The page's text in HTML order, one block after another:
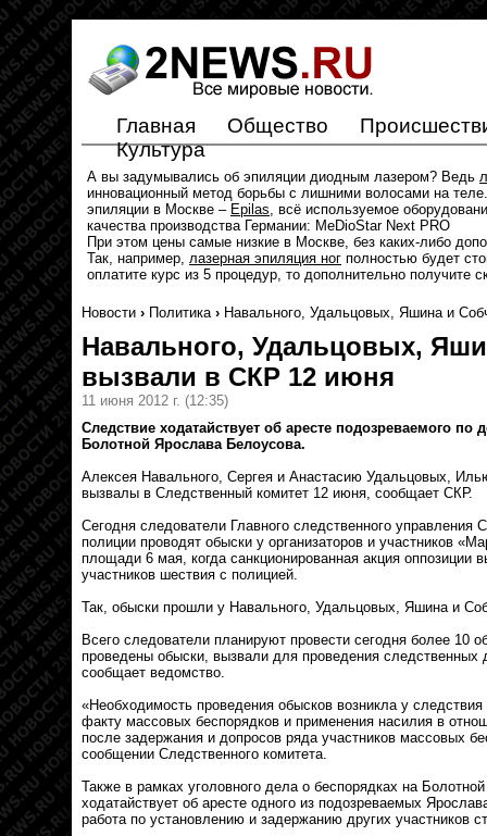
Главная Общество
Культура
А вы задумывались об эпиляции диодным лазером? Ведь
инновационный метод борьбы с лишними волосами на
эпиляции в Москве – Epilas, всё используемое
качества производства Германии: MeDioStar Next PRO
При этом цены самые низкие в Москве, без каких-либо
Так, например, лазерная эпиляция ног полностью будет
оплатите курс из 5 процедур, то дополнительно получите
Новости › Политика › Навального, Удальцовых, Яшина и
Навального, Удальцовых,
вызвали в СКР 12 июня
11 июня 2012 г. (12:35)
Следствие ходатайствует об аресте подозреваемого по
Болотной Ярослава Белоусова.
Алексея Навального, Сергея и Анастасию Удальцовых,
вызвалы в Следственный комитет 12 июня, сообщает СКР.
Сегодня следователи Главного следственного управления
полиции проводят обыски у организаторов и участников
площади 6 мая, когда санкционированная акция оппозиции
участников шествия с полицией.
Так, обыски прошли у Навального, Удальцовых, Яшина и
Всего следователи планируют провести сегодня более 10
проведены обыски, вызвали для проведения
сообщает ведомство.
«Необходимость проведения обысков возникла у
факту массовых беспорядков и применения насилия в
после задержания и допросов ряда участников массовых
сообщении Следственного комитета.
Также в рамках уголовного дела о беспорядках на
ходатайствует об аресте одного из подозреваемых
работа по установлению и задержанию других участников